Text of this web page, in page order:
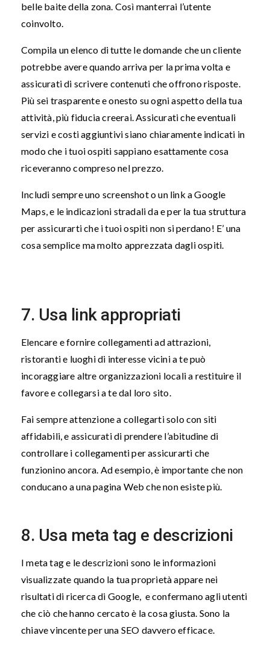
belle baite della zona. Così manterrai l’utente
coinvolto.
Compila un elenco di tutte le domande che un cliente
potrebbe avere quando arriva per la prima volta e
assicurati di scrivere contenuti che offrono risposte.
Più sei trasparente e onesto su ogni aspetto della tua
attività, più fiducia creerai. Assicurati che eventuali
servizi e costi aggiuntivi siano chiaramente indicati in
modo che i tuoi ospiti sappiano esattamente cosa
riceveranno compreso nel prezzo.
Includi sempre uno screenshot o un link a Google
Maps, e le indicazioni stradali da e per la tua struttura
per assicurarti che i tuoi ospiti non si perdano! E’ una
cosa semplice ma molto apprezzata dagli ospiti.
7. Usa link appropriati
Elencare e fornire collegamenti ad attrazioni,
ristoranti e luoghi di interesse vicini a te può
incoraggiare altre organizzazioni locali a restituire il
favore e collegarsi a te dal loro sito.
Fai sempre attenzione a collegarti solo con siti
affidabili, e assicurati di prendere l’abitudine di
controllare i collegamenti per assicurarti che
funzionino ancora. Ad esempio, è importante che non
conducano a una pagina Web che non esiste più.
8. Usa meta tag e descrizioni
I meta tag e le descrizioni sono le informazioni
visualizzate quando la tua proprietà appare nei
risultati di ricerca di Google, e confermano agli utenti
che ciò che hanno cercato è la cosa giusta. Sono la
chiave vincente per una SEO davvero efficace.